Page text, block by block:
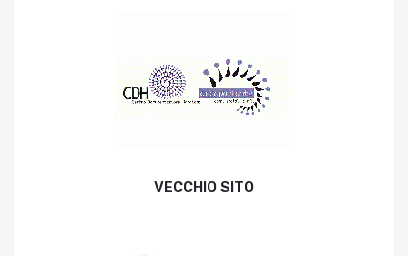
VECCHIO SITO